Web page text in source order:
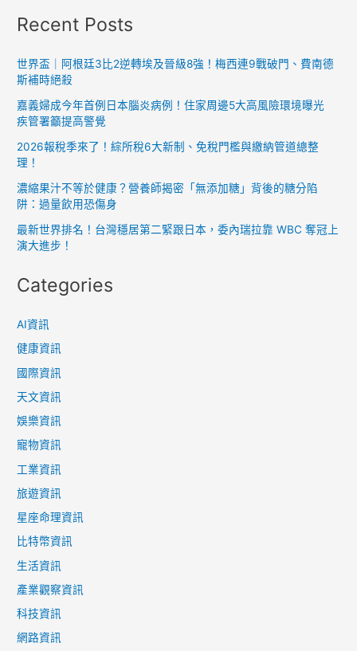
Recent Posts
世界盃｜阿根廷3比2逆轉埃及晉級8強！梅西連9戰破門、費南德
斯補時絕殺
嘉義婦成今年首例日本腦炎病例！住家周邊5大高風險環境曝光
疾管署籲提高警覺
2026報稅季來了！綜所稅6大新制、免稅門檻與繳納管道總整
理！
濃縮果汁不等於健康？營養師揭密「無添加糖」背後的糖分陷
阱：過量飲用恐傷身
最新世界排名！台灣穩居第二緊跟日本，委內瑞拉靠 WBC 奪冠上
演大進步！
Categories
AI資訊
健康資訊
國際資訊
天文資訊
娛樂資訊
寵物資訊
工業資訊
旅遊資訊
星座命理資訊
比特幣資訊
生活資訊
產業觀察資訊
科技資訊
網路資訊